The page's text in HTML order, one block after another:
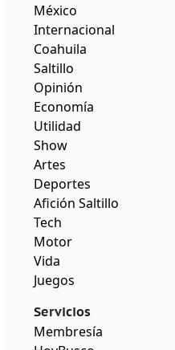
México
Internacional
Coahuila
Saltillo
Opinión
Economía
Utilidad
Show
Artes
Deportes
Afición Saltillo
Tech
Motor
Vida
Juegos
Servicios
Membresía